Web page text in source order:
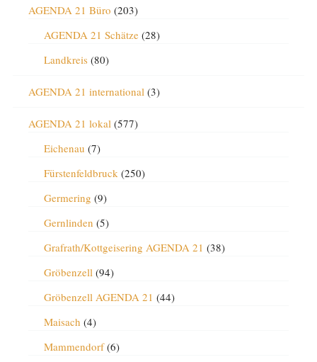
AGENDA 21 Büro (203)
AGENDA 21 Schätze(28)
Landkreis(80)
AGENDA 21 international (3)
AGENDA 21 lokal (577)
Eichenau (7)
Fürstenfeldbruck (250)
Germering (9)
Gernlinden (5)
Grafrath/Kottgeisering AGENDA 21 (38)
Gröbenzell (94)
Gröbenzell AGENDA 21 (44)
Maisach (4)
Mammendorf(6)